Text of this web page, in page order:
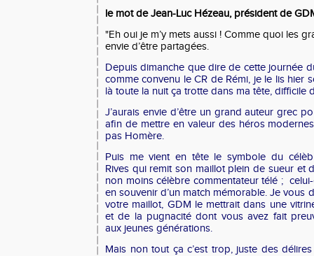
le mot de Jean-Luc Hézeau, président de
"Eh oui je m’y mets aussi ! Comme quoi les
envie d’être partagées.
Depuis dimanche que dire de cette journée
comme convenu le CR de Rémi, je le lis hier
là toute la nuit ça trotte dans ma tête, difficile
J’aurais envie d’être un grand auteur grec
afin de mettre en valeur des héros
pas Homère.
Puis me vient en tête le symbole du
Rives qui remit son maillot plein de sueur et
non moins célèbre commentateur télé ;
en souvenir d’un match mémorable. Je vous
votre maillot, GDM le mettrait dans une
et de la pugnacité dont vous avez fait
aux jeunes générations.
Mais non tout ça c’est trop, juste des